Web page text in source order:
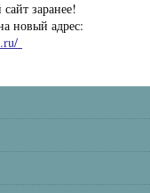
заранее!
новый адрес: